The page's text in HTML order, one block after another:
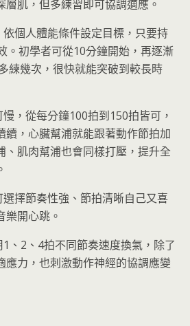
層肌，但多練習即可協調適應。
個人體能條件設定目標，只要持
。初學者可從10分鐘開始，再逐漸
練幾次，很快就能突破到較長時
，從每分鐘100拍到150拍皆可，
續，心臟幫浦就能跟著動作節拍加
、肌肉幫浦也會同樣打壓，提升全
擇節奏性強、節拍清晰自己又喜
樂開心跳。
、2、4拍不同節奏速度換氣，除了
應力，也刺激動作神經的協調應變